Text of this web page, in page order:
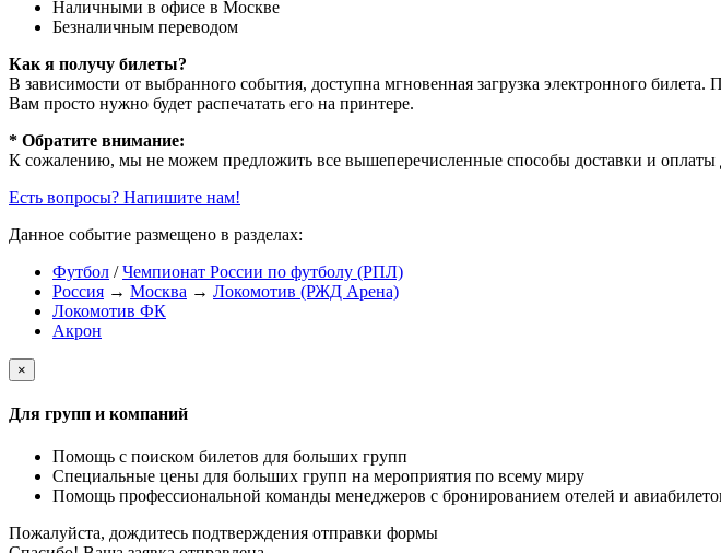
Наличными в офисе в Москве
Безналичным переводом
Как я получу билеты?
В зависимости от выбранного события, доступна мгновенная загрузка электронного билета.
Вам просто нужно будет распечатать его на принтере.
* Обратите внимание:
К сожалению, мы не можем предложить все вышеперечисленные способы доставки и оплаты
Есть вопросы? Напишите нам!
Данное событие размещено в разделах:
Футбол /Чемпионат России по футболу (РПЛ)
Россия → Москва → Локомотив (РЖД Арена)
Локомотив ФК
Акрон
×
Для групп и компаний
Помощь с поиском билетов для больших групп
Специальные цены для больших групп на мероприятия по всему миру
Помощь профессиональной команды менеджеров с бронированием отелей и
Пожалуйста, дождитесь подтверждения отправки формы